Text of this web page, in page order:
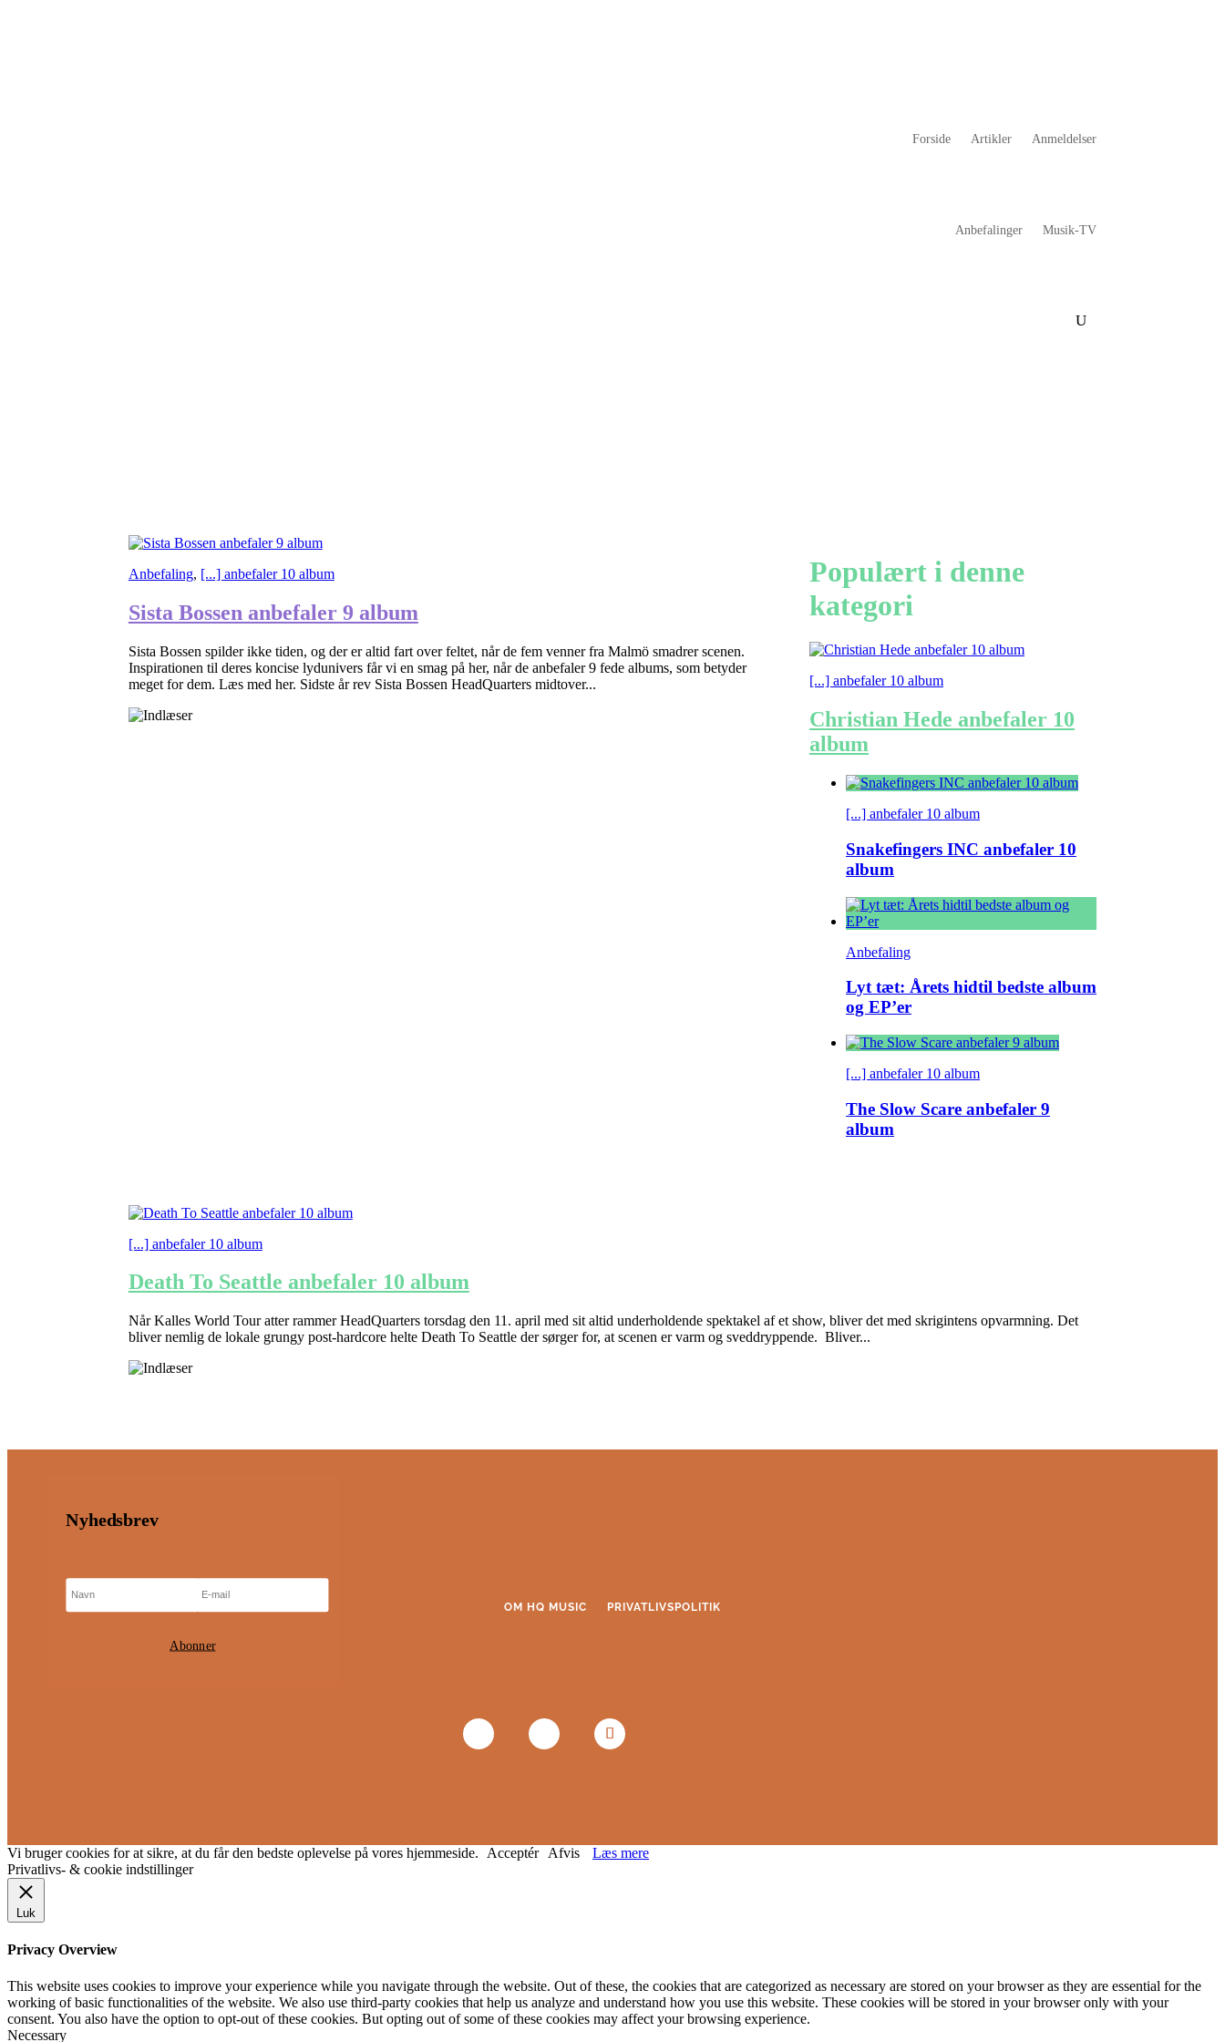
Forside Artikler Anmeldelser
Anbefalinger Musik-TV
Anbefaling, [...] anbefaler 10 album
Sista Bossen anbefaler 9 album
Sista Bossen spilder ikke tiden, og der er altid fart over feltet, når de fem venner fra Malmö smadrer scenen.
Inspirationen til deres koncise lydunivers får vi en smag på her, når de anbefaler 9 fede albums, som betyder
meget for dem. Læs med her. Sidste år rev Sista Bossen HeadQuarters midtover...
Populært i denne
kategori
[...] anbefaler 10 album
Christian Hede anbefaler 10
album
[...] anbefaler 10 album
Snakefingers INC anbefaler 10
album
Anbefaling
Lyt tæt: Årets hidtil bedste album
og EP’er
[...] anbefaler 10 album
The Slow Scare anbefaler 9
album
[...] anbefaler 10 album
Death To Seattle anbefaler 10 album
Når Kalles World Tour atter rammer HeadQuarters torsdag den 11. april med sit altid underholdende spektakel af et show, bliver det med skrigintens opvarmning. Det
bliver nemlig de lokale grungy post-hardcore helte Death To Seattle der sørger for, at scenen er varm og sveddryppende. Bliver...
Nyhedsbrev
Abonner
OM HQ MUSIC PRIVATLIVSPOLITIK
Vi bruger cookies for at sikre, at du får den bedste oplevelse på vores hjemmeside. Acceptér Afvis
Læs mere
Privatlivs- & cookie indstillinger
Luk
Privacy Overview
This website uses cookies to improve your experience while you navigate through the website. Out of these, the cookies that are categorized as necessary are stored on your browser as they are essential for the
working of basic functionalities of the website. We also use third-party cookies that help us analyze and understand how you use this website. These cookies will be stored in your browser only with your
consent. You also have the option to opt-out of these cookies. But opting out of some of these cookies may affect your browsing experience.
Necessary